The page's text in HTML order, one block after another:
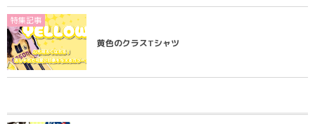
特集記事
黄色のクラスTシャツ